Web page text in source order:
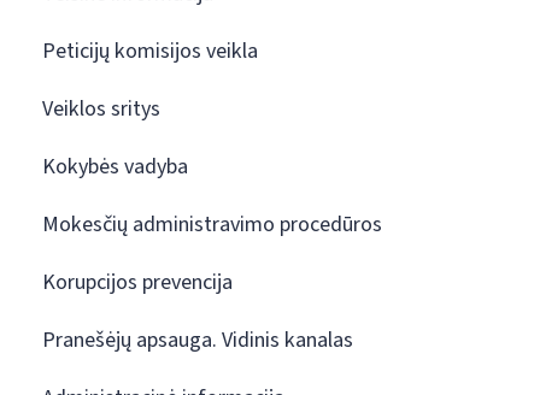
Peticijų komisijos veikla
Veiklos sritys
Kokybės vadyba
Mokesčių administravimo procedūros
Korupcijos prevencija
Pranešėjų apsauga. Vidinis kanalas